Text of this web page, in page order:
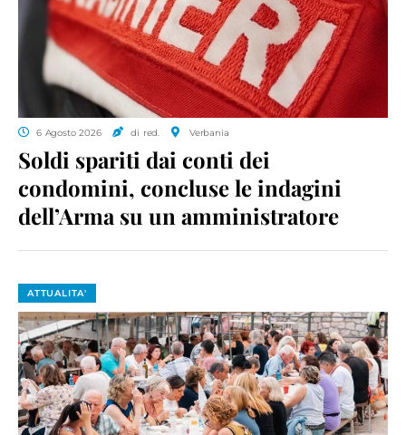
6 Agosto 2026 di red. Verbania
Soldi spariti dai conti dei
condomini, concluse le indagini
dell’Arma su un amministratore
ATTUALITA'